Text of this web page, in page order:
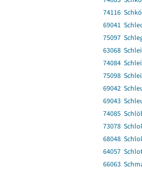
74116
69041
75097
63068
74084
75098
69042
69043
74085
73078
68048
64057
66063